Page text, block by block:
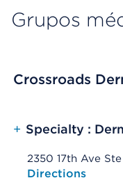
Grupos
Crossroads
+ Specialty :
2350 17th Ave
Opens native
Directions